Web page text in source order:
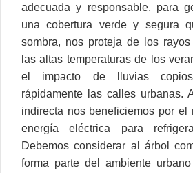
adecuada y responsable, para
una cobertura verde y segura
sombra, nos proteja de los
las altas temperaturas de los
el impacto de lluvias
rápidamente las calles urbanas.
indirecta nos beneficiemos por el
energía eléctrica para
Debemos considerar al árbol
forma parte del ambiente